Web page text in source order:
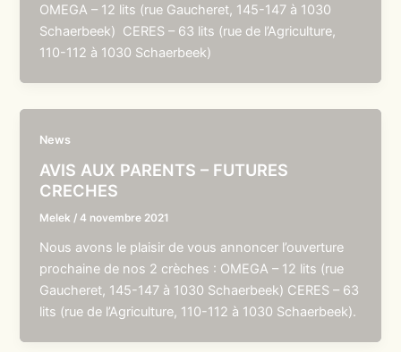
OMEGA – 12 lits (rue Gaucheret, 145-147 à 1030
Schaerbeek) CERES – 63 lits (rue de l’Agriculture,
110-112 à 1030 Schaerbeek)
News
AVIS AUX PARENTS – FUTURES
CRECHES
Melek /4 novembre 2021
Nous avons le plaisir de vous annoncer l’ouverture
prochaine de nos 2 crèches : OMEGA – 12 lits (rue
Gaucheret, 145-147 à 1030 Schaerbeek) CERES – 63
lits (rue de l’Agriculture, 110-112 à 1030 Schaerbeek).